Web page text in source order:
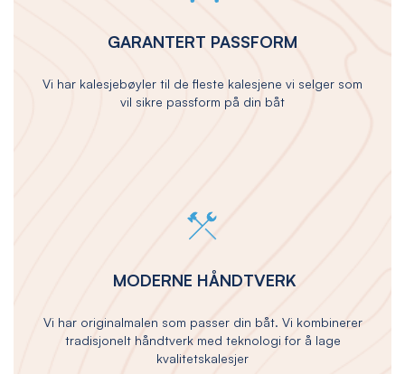
GARANTERT PASSFORM
Vi har kalesjebøyler til de fleste kalesjene vi selger som
vil sikre passform på din båt
MODERNE HÅNDTVERK
Vi har originalmalen som passer din båt. Vi kombinerer
tradisjonelt håndtverk med teknologi for å lage
kvalitetskalesjer